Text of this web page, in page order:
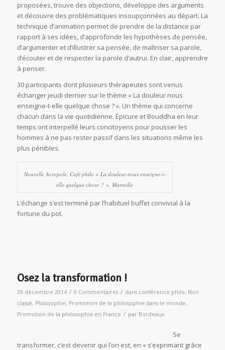
proposées, trouve des objections, développe des arguments
et découvre des problématiques insoupçonnées au départ. La
technique d’animation permet de prendre de la distance par
rapport à ses idées, d’approfondir les hypothèses de pensée,
d’argumenter et d’illustrer sa pensée, de maîtriser sa parole,
d’écouter et de respecter la parole d’autrui. En clair, apprendre
à penser.
30 participants dont plusieurs thérapeutes sont venus
échanger jeudi dernier sur le thème « La douleur nous
enseigne-t-elle quelque chose ? ». Un thème qui concerne
chacun dans la vie quotidienne. Épicure et Bouddha en leur
temps ont interpellé leurs concitoyens pour pousser les
hommes à ne pas rester passif dans les situations même les
plus pénibles.
Nouvelle Acropole, Café philo « La douleur nous enseigne-t-
elle quelque chose ? », Marseille
L’échange s’est terminé par l’habituel buffet convivial à la
fortune du pot.
Osez la transformation !
29 décembre 2014 / 0 Commentaires / dans conférence philo, Non
classé, Philosophie, Promotion de la philosophie dans le monde,
Promotion de la philosophie en France / par Bordeaux
Se
transformer, c’est devenir qui l’on est, en « s’exprimant grâce